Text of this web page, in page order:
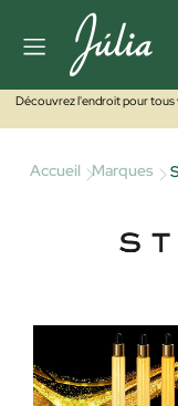
Découvrez l'endroit pour tous
Accueil Marques